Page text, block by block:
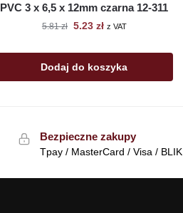
PVC 3 x 6,5 x 12mm czarna 12-311
5.81zł 5.23 zł z VAT
Dodaj do koszyka
Bezpieczne zakupy
Tpay / MasterCard / Visa / BLIK